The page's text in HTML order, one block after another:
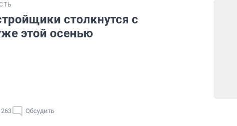
столкнутся с
этой осенью
263 Обсудить